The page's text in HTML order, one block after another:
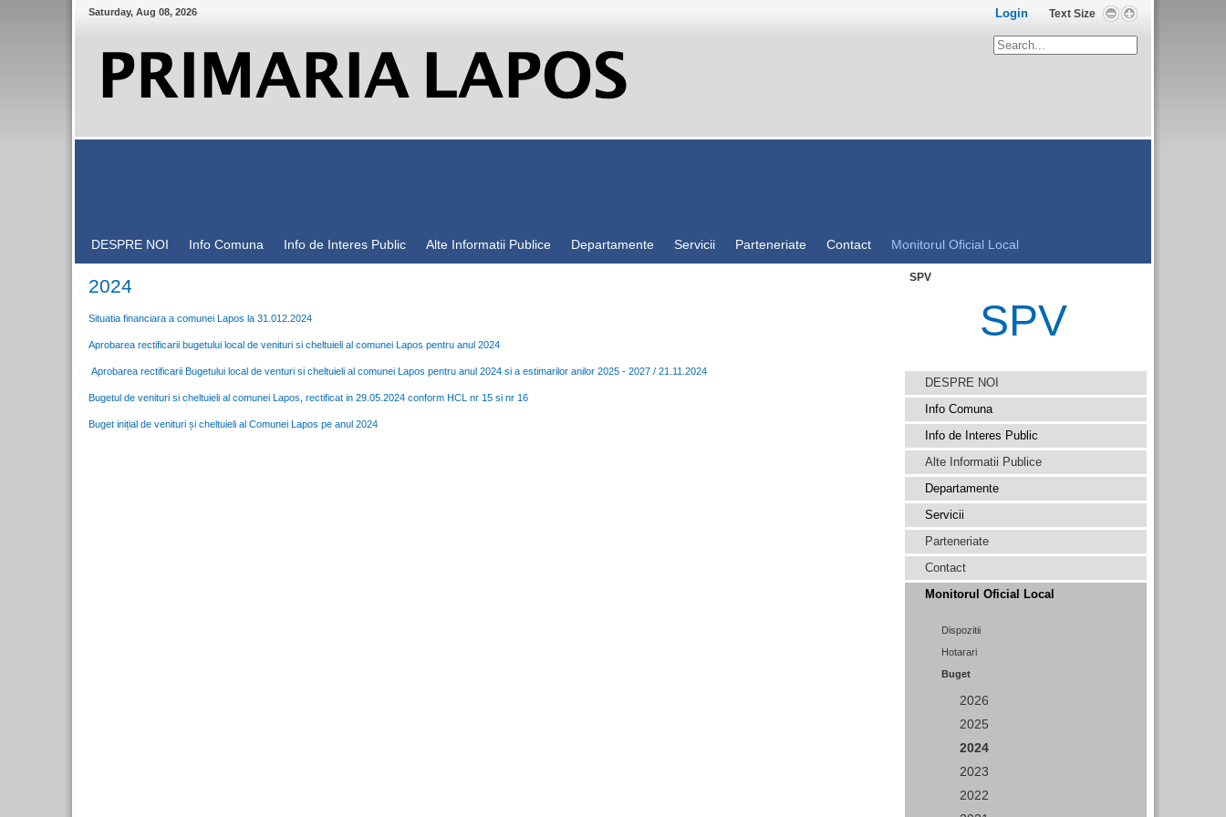
Saturday, Aug 08, 2026 Text Size
Login
DESPRE NOI Info Comuna Info de Interes Public Alte Informatii Publice Departamente Servicii Parteneriate Contact Monitorul Oficial Local
2024
Situatia financiara a comunei Lapos la 31.012.2024
Aprobarea rectificarii bugetului local de venituri si cheltuieli al comunei Lapos pentru anul 2024
Aprobarea rectificarii Bugetului local de venturi si cheltuieli al comunei Lapos pentru anul 2024 si a estimarilor anilor 2025 - 2027 / 21.11.2024
Bugetul de venituri si cheltuieli al comunei Lapos, rectificat in 29.05.2024 conform HCL nr 15 si nr 16
Buget inițial de venituri și cheltuieli al Comunei Lapos pe anul 2024
SPV
SPV
DESPRE NOI
Info Comuna
Info de Interes Public
Alte Informatii Publice
Departamente
Servicii
Parteneriate
Contact
Monitorul Oficial Local
Dispozitii
Hotarari
Buget
2026
2025
2024
2023
2022